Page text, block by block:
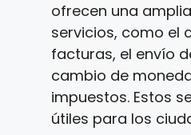
ofrecen una
servicios, como el
facturas, el envío
cambio de
impuestos. Estos
útiles para los